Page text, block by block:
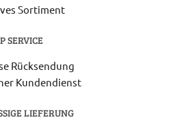
Sortiment
SERVICE
Rücksendung
Kundendienst
LIEFERUNG